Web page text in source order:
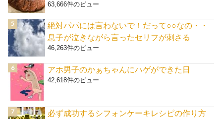
63,666件のビュー
絶対パパには言わないで！だって○○なの・・
息子が泣きながら言ったセリフが刺さる
46,263件のビュー
アホ男子のかぁちゃんにハゲができた日
42,618件のビュー
必ず成功するシフォンケーキレシピの作り方